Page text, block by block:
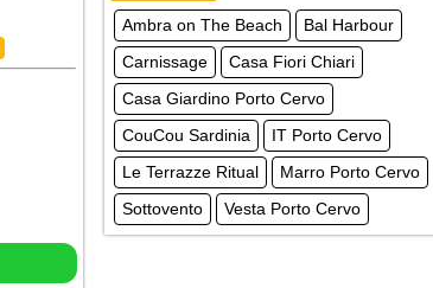
Ambra on The Beach
Bal Harbour
Carnissage
Casa Fiori Chiari
Casa Giardino Porto Cervo
CouCou Sardinia
IT Porto Cervo
Le Terrazze Ritual
Marro Porto Cervo
Sottovento
Vesta Porto Cervo